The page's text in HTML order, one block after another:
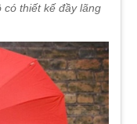
có thiết kế đầy lãng